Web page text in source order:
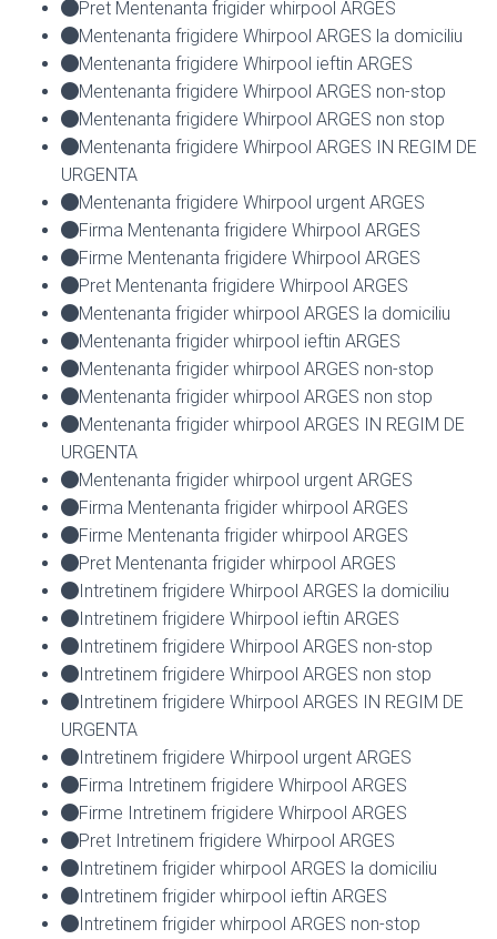
Pret Mentenanta frigider whirpool ARGES
Mentenanta frigidere Whirpool ARGES la domiciliu
Mentenanta frigidere Whirpool ieftin ARGES
Mentenanta frigidere Whirpool ARGES non-stop
Mentenanta frigidere Whirpool ARGES non stop
Mentenanta frigidere Whirpool ARGES IN REGIM DE
URGENTA
Mentenanta frigidere Whirpool urgent ARGES
Firma Mentenanta frigidere Whirpool ARGES
Firme Mentenanta frigidere Whirpool ARGES
Pret Mentenanta frigidere Whirpool ARGES
Mentenanta frigider whirpool ARGES la domiciliu
Mentenanta frigider whirpool ieftin ARGES
Mentenanta frigider whirpool ARGES non-stop
Mentenanta frigider whirpool ARGES non stop
Mentenanta frigider whirpool ARGES IN REGIM DE
URGENTA
Mentenanta frigider whirpool urgent ARGES
Firma Mentenanta frigider whirpool ARGES
Firme Mentenanta frigider whirpool ARGES
Pret Mentenanta frigider whirpool ARGES
Intretinem frigidere Whirpool ARGES la domiciliu
Intretinem frigidere Whirpool ieftin ARGES
Intretinem frigidere Whirpool ARGES non-stop
Intretinem frigidere Whirpool ARGES non stop
Intretinem frigidere Whirpool ARGES IN REGIM DE
URGENTA
Intretinem frigidere Whirpool urgent ARGES
Firma Intretinem frigidere Whirpool ARGES
Firme Intretinem frigidere Whirpool ARGES
Pret Intretinem frigidere Whirpool ARGES
Intretinem frigider whirpool ARGES la domiciliu
Intretinem frigider whirpool ieftin ARGES
Intretinem frigider whirpool ARGES non-stop